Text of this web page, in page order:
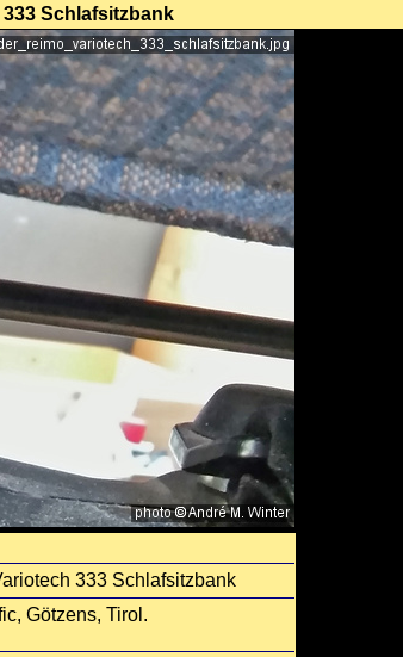
Schlafsitzbank
333 Schlafsitzbank
Götzens, Tirol.